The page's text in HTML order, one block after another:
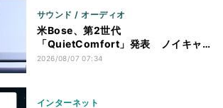
サウンド / オーディオ
米Bose、第2世代
「QuietComfort」発表 ノイキャ
ン強化、メガネ着用時の低下を抑制
2026/08/07 07:34
インターネット